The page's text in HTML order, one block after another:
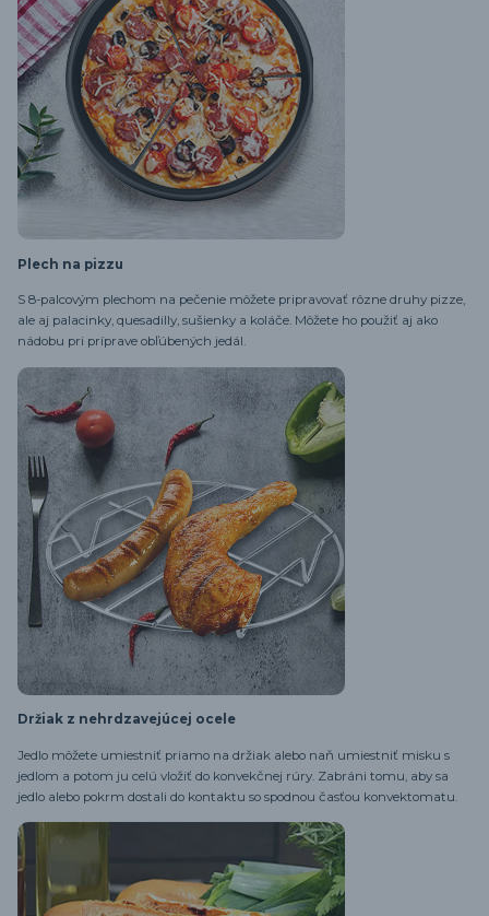
Plech na pizzu
S 8-palcovým plechom na pečenie môžete pripravovať rôzne druhy pizze,
ale aj palacinky, quesadilly, sušienky a koláče. Môžete ho použiť aj ako
nádobu pri príprave obľúbených jedál.
Držiak z nehrdzavejúcej ocele
Jedlo môžete umiestniť priamo na držiak alebo naň umiestniť misku s
jedlom a potom ju celú vložiť do konvekčnej rúry. Zabráni tomu, aby sa
jedlo alebo pokrm dostali do kontaktu so spodnou časťou konvektomatu.